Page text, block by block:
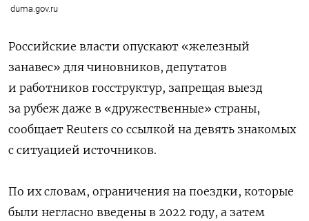
duma.gov.ru
Российские власти опускают «железный
занавес» для чиновников, депутатов
и работников госструктур, запрещая выезд
за рубеж даже в «дружественные» страны,
сообщает Reuters со ссылкой на девять знакомых
с ситуацией источников.
По их словам, ограничения на поездки, которые
были негласно введены в 2022 году, а затем